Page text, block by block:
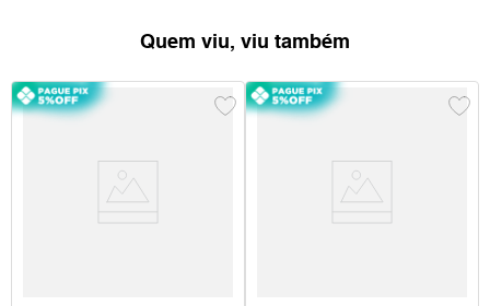
Quem viu, viu também